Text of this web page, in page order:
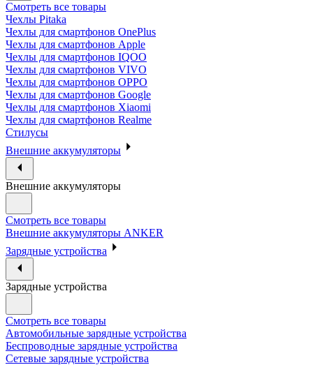
Смотреть все товары
Чехлы Pitaka
Чехлы для смартфонов OnePlus
Чехлы для смартфонов Apple
Чехлы для смартфонов IQOO
Чехлы для смартфонов VIVO
Чехлы для смартфонов OPPO
Чехлы для смартфонов Google
Чехлы для смартфонов Xiaomi
Чехлы для смартфонов Realme
Стилусы
Внешние аккумуляторы
Внешние аккумуляторы
Смотреть все товары
Внешние аккумуляторы ANKER
Зарядные устройства
Зарядные устройства
Смотреть все товары
Автомобильные зарядные устройства
Беспроводные зарядные устройства
Сетевые зарядные устройства